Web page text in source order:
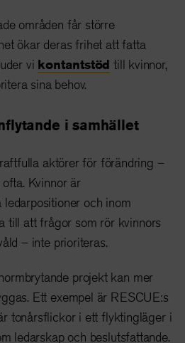
områden får större
ökar deras frihet att fatta
vi kontantstöd till kvinnor,
sina behov.
i samhället
aktörer för förändring –
Kvinnor är
ledarpositioner och inom
till att frågor som rör kvinnors
– inte prioriteras.
projekt kan mer
Ett exempel är RESCUE:s
tonårsflickor i ett flyktingläger i
ledarskap och beslutsfattande.